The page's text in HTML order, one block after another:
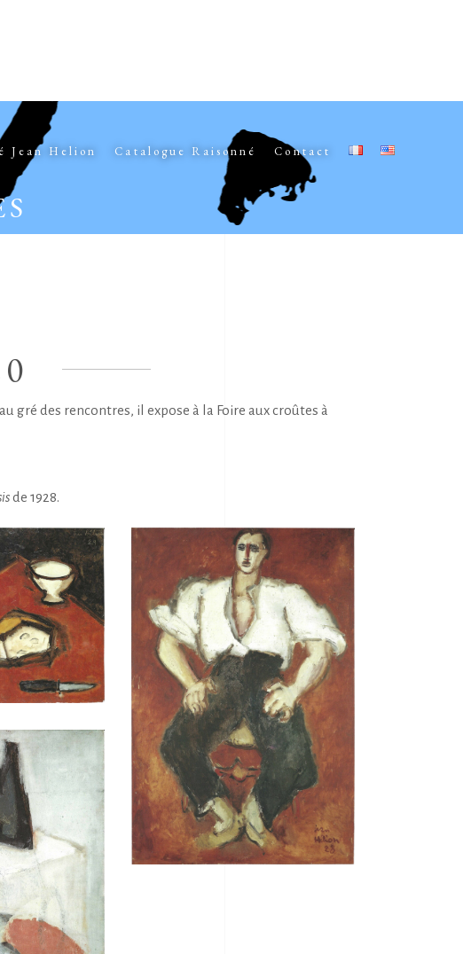
Jean Helion Catalogue Raisonné Contact
gré des rencontres, il expose à la Foire aux croûtes à
de 1928.